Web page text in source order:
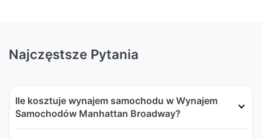
Najczęstsze Pytania
Ile kosztuje wynajem samochodu w Wynajem
Samochodów Manhattan Broadway?